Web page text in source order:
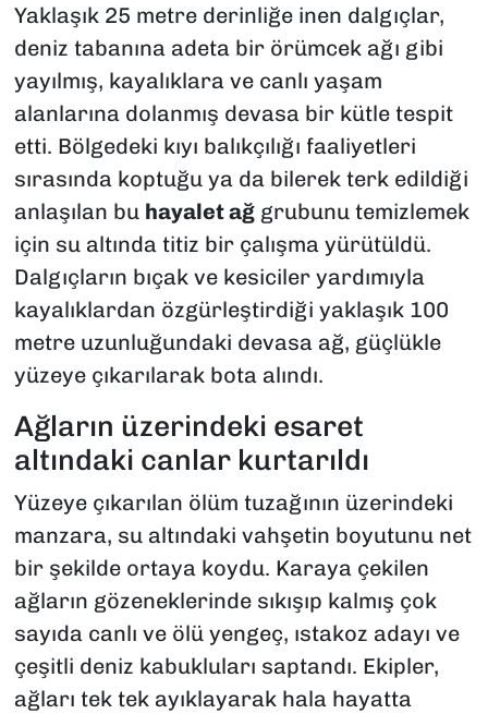
Yaklaşık 25 metre derinliğe inen dalgıçlar,
deniz tabanına adeta bir örümcek ağı gibi
yayılmış, kayalıklara ve canlı yaşam
alanlarına dolanmış devasa bir kütle tespit
etti. Bölgedeki kıyı balıkçılığı faaliyetleri
sırasında koptuğu ya da bilerek terk edildiği
anlaşılan bu hayalet ağgrubunu temizlemek
için su altında titiz bir çalışma yürütüldü.
Dalgıçların bıçak ve kesiciler yardımıyla
kayalıklardan özgürleştirdiği yaklaşık 100
metre uzunluğundaki devasa ağ, güçlükle
yüzeye çıkarılarak bota alındı.
Ağların üzerindeki esaret
altındaki canlar kurtarıldı
Yüzeye çıkarılan ölüm tuzağının üzerindeki
manzara, su altındaki vahşetin boyutunu net
bir şekilde ortaya koydu. Karaya çekilen
ağların gözeneklerinde sıkışıp kalmış çok
sayıda canlı ve ölü yengeç, ıstakoz adayı ve
çeşitli deniz kabukluları saptandı. Ekipler,
ağları tek tek ayıklayarak hala hayatta